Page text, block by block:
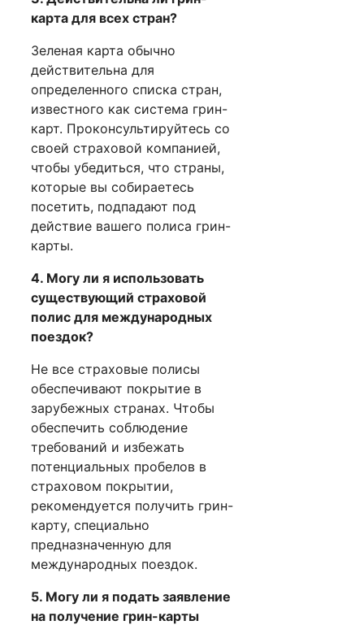
карта для всех стран?
Зеленая карта обычно
действительна для
определенного списка стран,
известного как система грин-
карт. Проконсультируйтесь со
своей страховой компанией,
чтобы убедиться, что страны,
которые вы собираетесь
посетить, подпадают под
действие вашего полиса грин-
карты.
4. Могу ли я использовать
существующий страховой
полис для международных
поездок?
Не все страховые полисы
обеспечивают покрытие в
зарубежных странах. Чтобы
обеспечить соблюдение
требований и избежать
потенциальных пробелов в
страховом покрытии,
рекомендуется получить грин-
карту, специально
предназначенную для
международных поездок.
5. Могу ли я подать заявление
на получение грин-карты